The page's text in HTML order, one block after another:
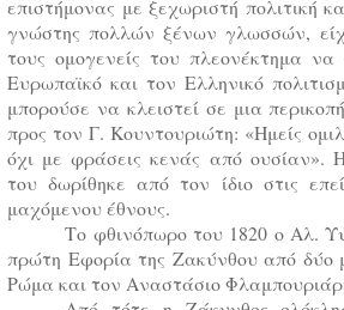
επιστήμονας με ξεχωριστή πολιτική
γνώστης πολλών ξένων γλωσσών,
τους ομογενείς του πλεονέκτημα να
Ευρωπαϊκό και τον Ελληνικό
μπορούσε να κλειστεί σε μια
προς τον Γ. Κουντουριώτη: «Ημείς
όχι με φράσεις κενάς από ουσίαν».
του δωρίθηκε από τον ίδιο στις
μαχόμενου έθνους.
Το φθινόπωρο του 1820 ο Αλ.
πρώτη Εφορία της Ζακύνθου από δύο
Ρώμα και τον Αναστάσιο